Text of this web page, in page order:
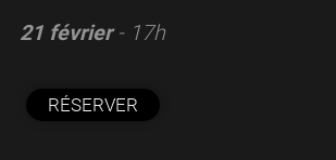
21 février- 17h
RÉSERVER